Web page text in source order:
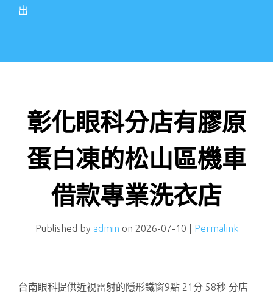
出
彰化眼科分店有膠原
蛋白凍的松山區機車
借款專業洗衣店
Published by admin on 2026-07-10 Permalink
台南眼科提供近視雷射的隱形鐵窗9點 21分 58秒 分店